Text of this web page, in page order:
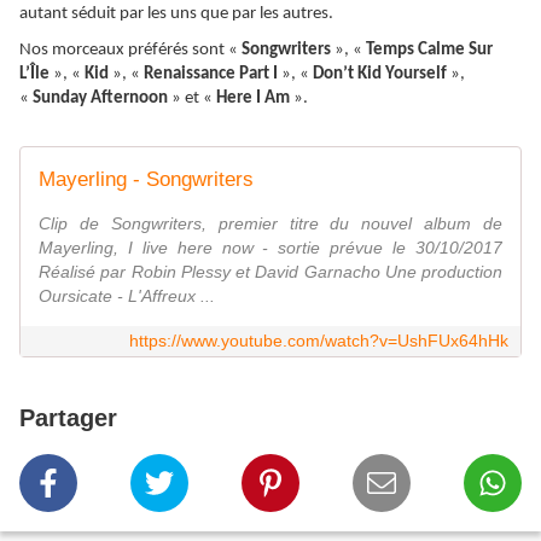
autant séduit par les uns que par les autres.
Nos morceaux préférés sont « Songwriters », « Temps Calme Sur
L’Île », « Kid », « Renaissance Part I », « Don’t Kid Yourself »,
« Sunday Afternoon » et « Here I Am ».
Mayerling - Songwriters
Clip de Songwriters, premier titre du nouvel album de
Mayerling, I live here now - sortie prévue le 30/10/2017
Réalisé par Robin Plessy et David Garnacho Une production
Oursicate - L'Affreux ...
https://www.youtube.com/watch?v=UshFUx64hHk
Partager